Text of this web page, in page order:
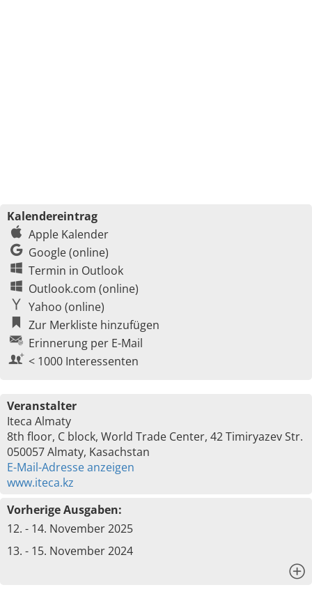
Kalendereintrag
Apple Kalender
Google (online)
Termin in Outlook
Outlook.com (online)
Yahoo (online)
Zur Merkliste hinzufügen
Erinnerung per E-Mail
< 1000 Interessenten
Veranstalter
Iteca Almaty
8th floor, C block, World Trade Center, 42 Timiryazev Str.
050057 Almaty, Kasachstan
E-Mail-Adresse anzeigen
www.iteca.kz
Vorherige Ausgaben:
12. - 14. November 2025
13. - 15. November 2024